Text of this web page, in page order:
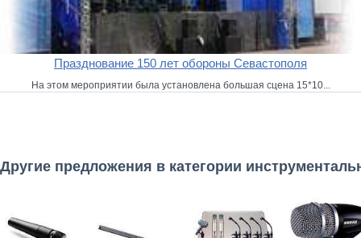
Празднование 150 лет обороны Севастополя
На этом мероприятии была установлена большая сцена 15*10...
Другие предложения в категории